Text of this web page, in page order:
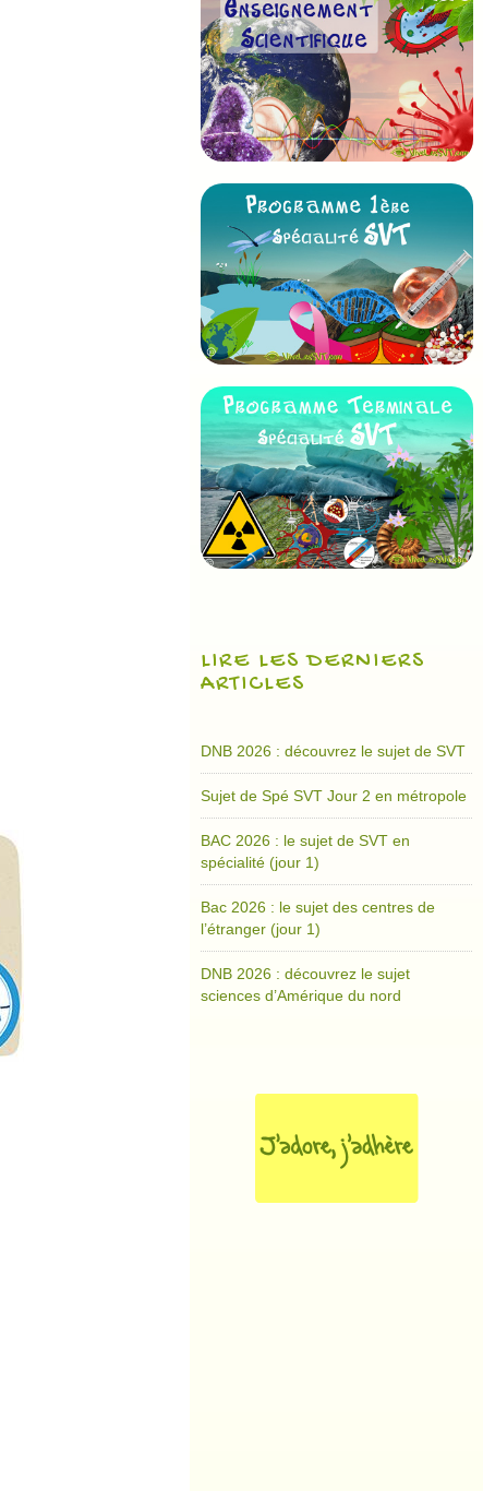
LIRE LES DERNIERS
ARTICLES
DNB 2026 : découvrez le sujet de SVT
Sujet de Spé SVT Jour 2 en métropole
BAC 2026 : le sujet de SVT en
spécialité (jour 1)
Bac 2026 : le sujet des centres de
l’étranger (jour 1)
DNB 2026 : découvrez le sujet
sciences d’Amérique du nord